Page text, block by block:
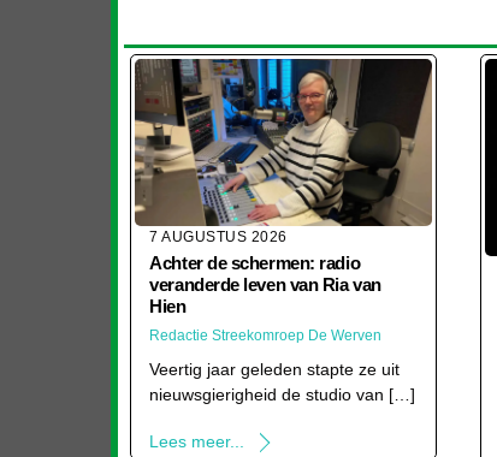
7 AUGUSTUS 2026
Achter de schermen: radio
veranderde leven van Ria van
Hien
Redactie Streekomroep De Werven
Veertig jaar geleden stapte ze uit
nieuwsgierigheid de studio van […]
Lees meer...